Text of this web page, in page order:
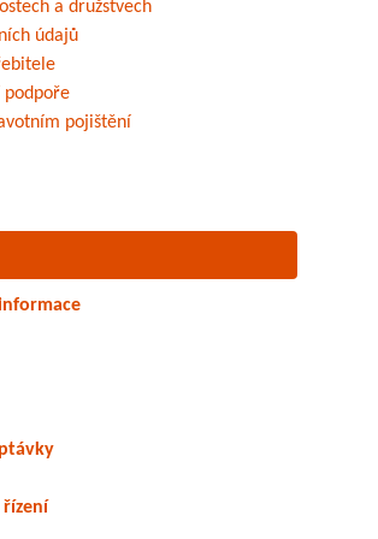
a družstvech
údajů
podpoře
pojištění
řízení